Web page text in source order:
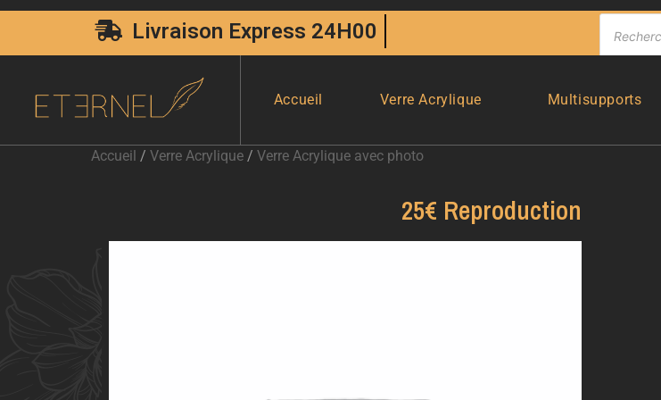
Livraison Express 24H00
Accueil Verre Acrylique Multisupports
Accueil / Verre Acrylique / Verre Acrylique avec photo
25€ Reproduction